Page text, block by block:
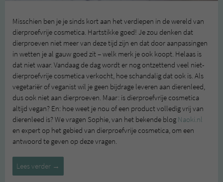
Misschien ben je je sinds kort aan het verdiepen in de wereld van
dierproefvrije cosmetica. Hartstikke goed! Je zou denken dat
dierproeven niet meer van deze tijd zijn en dat door aanpassingen
in wetten je al gauw goed zit – welk merk je ook koopt. Helaas is
dat niet waar. Vandaag de dag wordt er nog ontzettend veel niet-
dierproefvrije cosmetica verkocht, hoe schandalig dat ook is. Als
vegetariër of veganist wil je geen bijdrage leveren aan dierenleed,
dus ook niet aan dierproeven. Maar: is dierproefvrije cosmetica
altijd vegan? En: hoe weet je nou of een product volledig vrij van
dierenleed is? We vragen Sophie, van het bekende blog Naoki.nl
en expert op het gebied van dierproefvrije cosmetica, om een
antwoord te geven op deze vragen.
Lees verder Is
dierproefvrije
→